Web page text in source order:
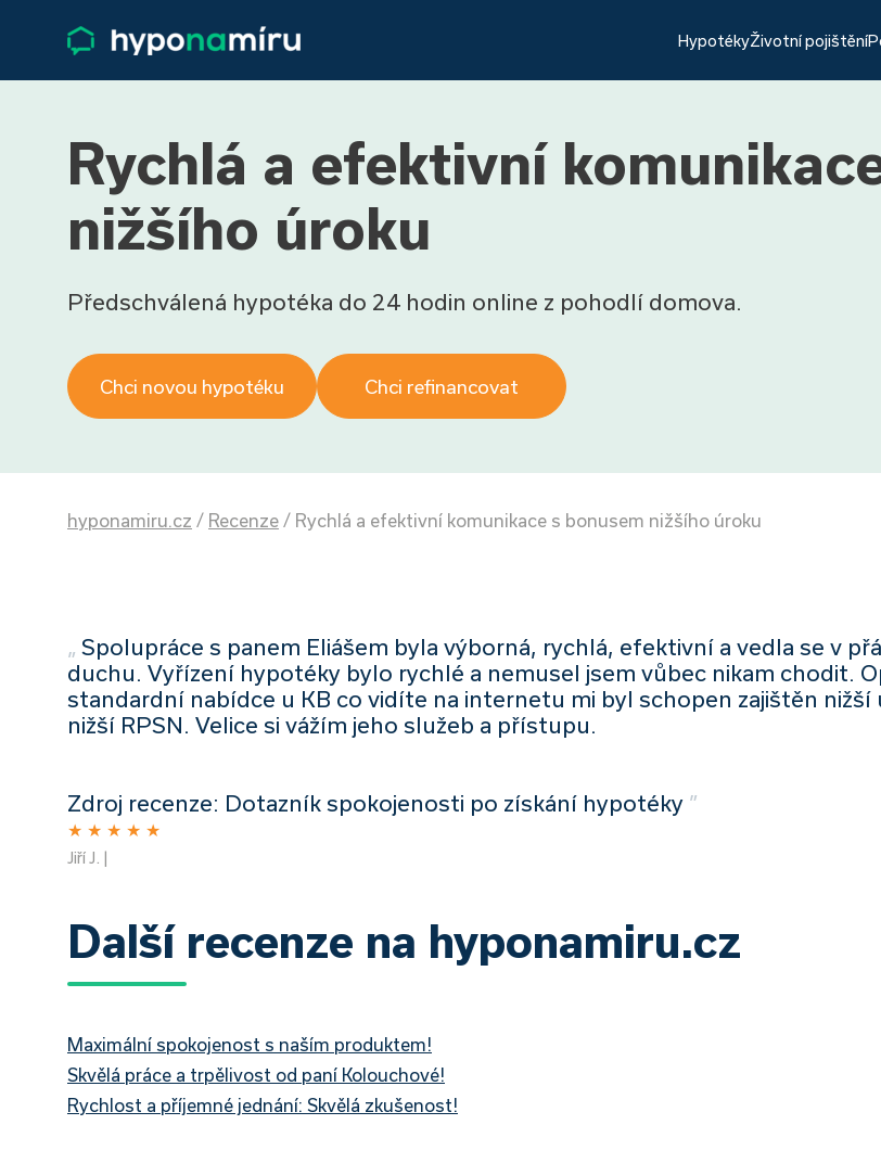
HypotékyŽivotní pojištění
Rychlá a efektivní
nižšího úroku
Předschválená hypotéka do 24 hodin online z pohodlí domova.
Chci novou hypotéku Chci refinancovat
hyponamiru.cz / Recenze / Rychlá a efektivní komunikace s bonusem nižšího úroku
„ Spolupráce s panem Eliášem byla výborná, rychlá, efektivní a vedla se v
duchu. Vyřízení hypotéky bylo rychlé a nemusel jsem vůbec nikam chodit.
standardní nabídce u KB co vidíte na internetu mi byl schopen zajištěn nižší
nižší RPSN. Velice si vážím jeho služeb a přístupu.
Zdroj recenze: Dotazník spokojenosti po získání hypotéky ”
★ ★ ★ ★ ★
Jiří J. |
Další recenze na hyponamiru.cz
Maximální spokojenost s naším produktem!
Skvělá práce a trpělivost od paní Kolouchové!
Rychlost a příjemné jednání: Skvělá zkušenost!